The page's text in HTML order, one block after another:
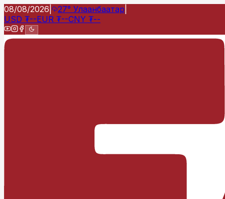
08/08/2026 27° Улаанбаатар
USD ₮--EUR ₮--CNY ₮--